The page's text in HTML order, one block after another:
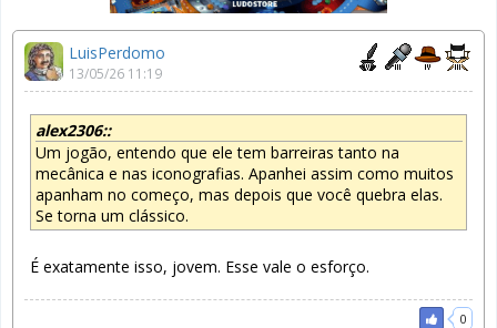
LuisPerdomo
13/05/26 11:19
alex2306::
Um jogão, entendo que ele tem barreiras tanto na
mecânica e nas iconografias. Apanhei assim como muitos
apanham no começo, mas depois que você quebra elas.
Se torna um clássico.
É exatamente isso, jovem. Esse vale o esforço.
0